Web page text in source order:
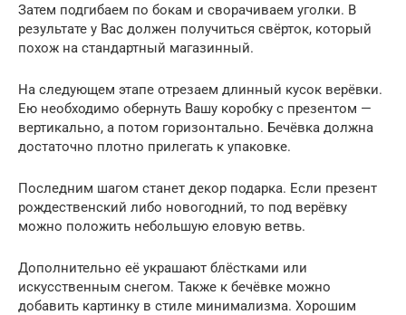
Затем подгибаем по бокам и сворачиваем уголки. В
результате у Вас должен получиться свёрток, который
похож на стандартный магазинный.
На следующем этапе отрезаем длинный кусок верёвки.
Ею необходимо обернуть Вашу коробку с презентом —
вертикально, а потом горизонтально. Бечёвка должна
достаточно плотно прилегать к упаковке.
Последним шагом станет декор подарка. Если презент
рождественский либо новогодний, то под верёвку
можно положить небольшую еловую ветвь.
Дополнительно её украшают блёстками или
искусственным снегом. Также к бечёвке можно
добавить картинку в стиле минимализма. Хорошим